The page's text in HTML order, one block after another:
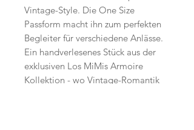
Vintage-Style. Die One Size
Passform macht ihn zum perfekten
Begleiter für verschiedene Anlässe.
Ein handverlesenes Stück aus der
exklusiven Los MiMis Armoire
Kollektion - wo Vintage-Romantik